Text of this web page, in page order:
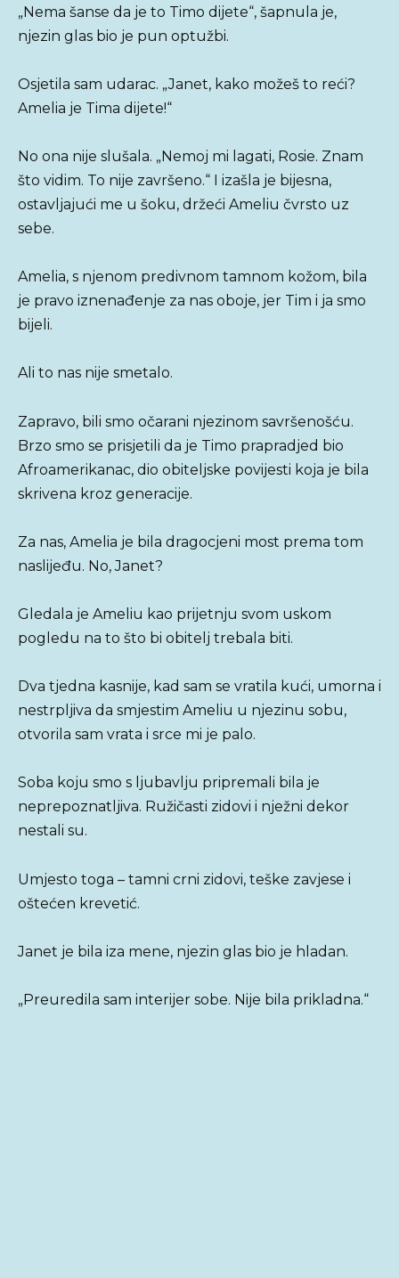
„Nema šanse da je to Timo dijete“, šapnula je,
njezin glas bio je pun optužbi.
Osjetila sam udarac. „Janet, kako možeš to reći?
Amelia je Tima dijete!“
No ona nije slušala. „Nemoj mi lagati, Rosie. Znam
što vidim. To nije završeno.“ I izašla je bijesna,
ostavljajući me u šoku, držeći Ameliu čvrsto uz
sebe.
Amelia, s njenom predivnom tamnom kožom, bila
je pravo iznenađenje za nas oboje, jer Tim i ja smo
bijeli.
Ali to nas nije smetalo.
Zapravo, bili smo očarani njezinom savršenošću.
Brzo smo se prisjetili da je Timo prapradjed bio
Afroamerikanac, dio obiteljske povijesti koja je bila
skrivena kroz generacije.
Za nas, Amelia je bila dragocjeni most prema tom
naslijeđu. No, Janet?
Gledala je Ameliu kao prijetnju svom uskom
pogledu na to što bi obitelj trebala biti.
Dva tjedna kasnije, kad sam se vratila kući, umorna i
nestrpljiva da smjestim Ameliu u njezinu sobu,
otvorila sam vrata i srce mi je palo.
Soba koju smo s ljubavlju pripremali bila je
neprepoznatljiva. Ružičasti zidovi i nježni dekor
nestali su.
Umjesto toga – tamni crni zidovi, teške zavjese i
oštećen krevetić.
Janet je bila iza mene, njezin glas bio je hladan.
„Preuredila sam interijer sobe. Nije bila prikladna.“